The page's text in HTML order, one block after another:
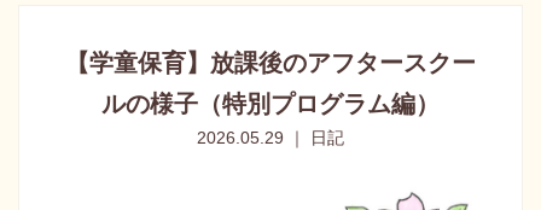
【学童保育】放課後のアフタースクー
ルの様子（特別プログラム編）
2026.05.29 ｜ 日記